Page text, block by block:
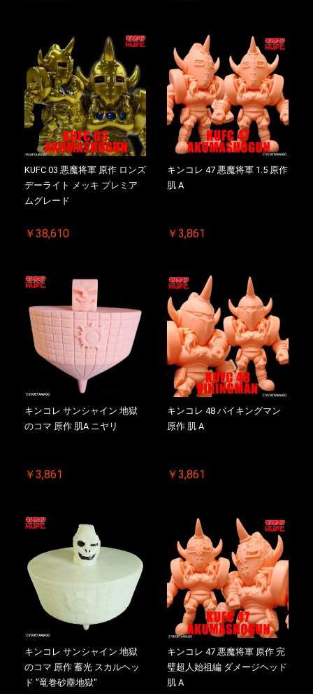
KUFC 03 悪魔将軍 原作 ロンズ
デーライト メッキ プレミア
ムグレード
￥38,610
キンコレ 47 悪魔将軍 1.5 原作
肌 A
￥3,861
キンコレ サンシャイン 地獄
のコマ 原作 肌A ニヤリ
￥3,861
キンコレ 48 バイキングマン
原作 肌 A
￥3,861
キンコレ サンシャイン 地獄
のコマ 原作 蓄光 スカルヘッ
ド "竜巻砂塵地獄"
キンコレ 47 悪魔将軍 原作 完
璧超人始祖編 ダメージヘッド
肌 A